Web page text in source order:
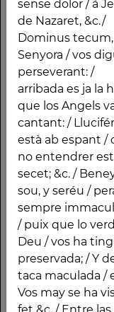
sense dolor / á
de Nazaret, &c./
Dominus tecum,
Senyora / vos
perseverant: /
arribada es ja la
que los Angels
cantant: / Llucifér
està ab espant /
no entendrer est
secet; &c. /
sou, y seréu /
sempre
/ puix que lo
Deu / vos ha
preservada; / Y
taca maculada /
Vos may se ha
Vos, y ab Jesus
Fillet, / &c. /
TORNADA. / Puix tant
sou posada / sobre
aquest montonét: /
Siau la
Advocada /
Reyna de Castellét. V.
/ Ora pro nobis
Dei Genitrix. / R. / Ut
digni
Christi. /
FAmulis
qaesumus,
caelestis
munus impertire;
quibus
de furor: / Parireu
sense dolor / á
de Nazaret, &c./
Dominus tecum,
Senyora / vos
perseverant: /
es ja la hora, / que
Angels van
Llucifér està ab
/ de no entendrer
secet; &c. /
sou, y seréu / pera
sempre
puix que lo
Deu / vos ha
preservada; / Y de
maculada / en
se ha vist tal fet &c. /
ab Vos, y ab Jesus
vostre Fillet, /
TORNADA. / Puix tant
sou posada / sobre de
aquest
Siau la
Advocada / Vos
de Castellét. V. /
pro nobis Sancta
Genitrix. / R. / Ut
promissionibus Christi.
/ OREMUS. /
tuis
domine,
gratia
impertire; ut
Beatae Virginis partus